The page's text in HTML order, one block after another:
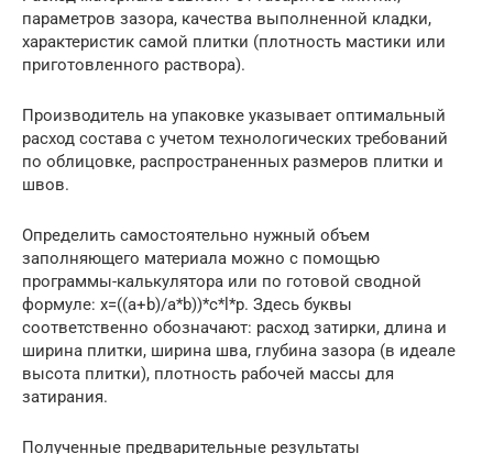
параметров зазора, качества выполненной кладки,
характеристик самой плитки (плотность мастики или
приготовленного раствора).
Производитель на упаковке указывает оптимальный
расход состава с учетом технологических требований
по облицовке, распространенных размеров плитки и
швов.
Определить самостоятельно нужный объем
заполняющего материала можно с помощью
программы-калькулятора или по готовой сводной
формуле: x=((a+b)/a*b))*c*l*p. Здесь буквы
соответственно обозначают: расход затирки, длина и
ширина плитки, ширина шва, глубина зазора (в идеале
высота плитки), плотность рабочей массы для
затирания.
Полученные предварительные результаты